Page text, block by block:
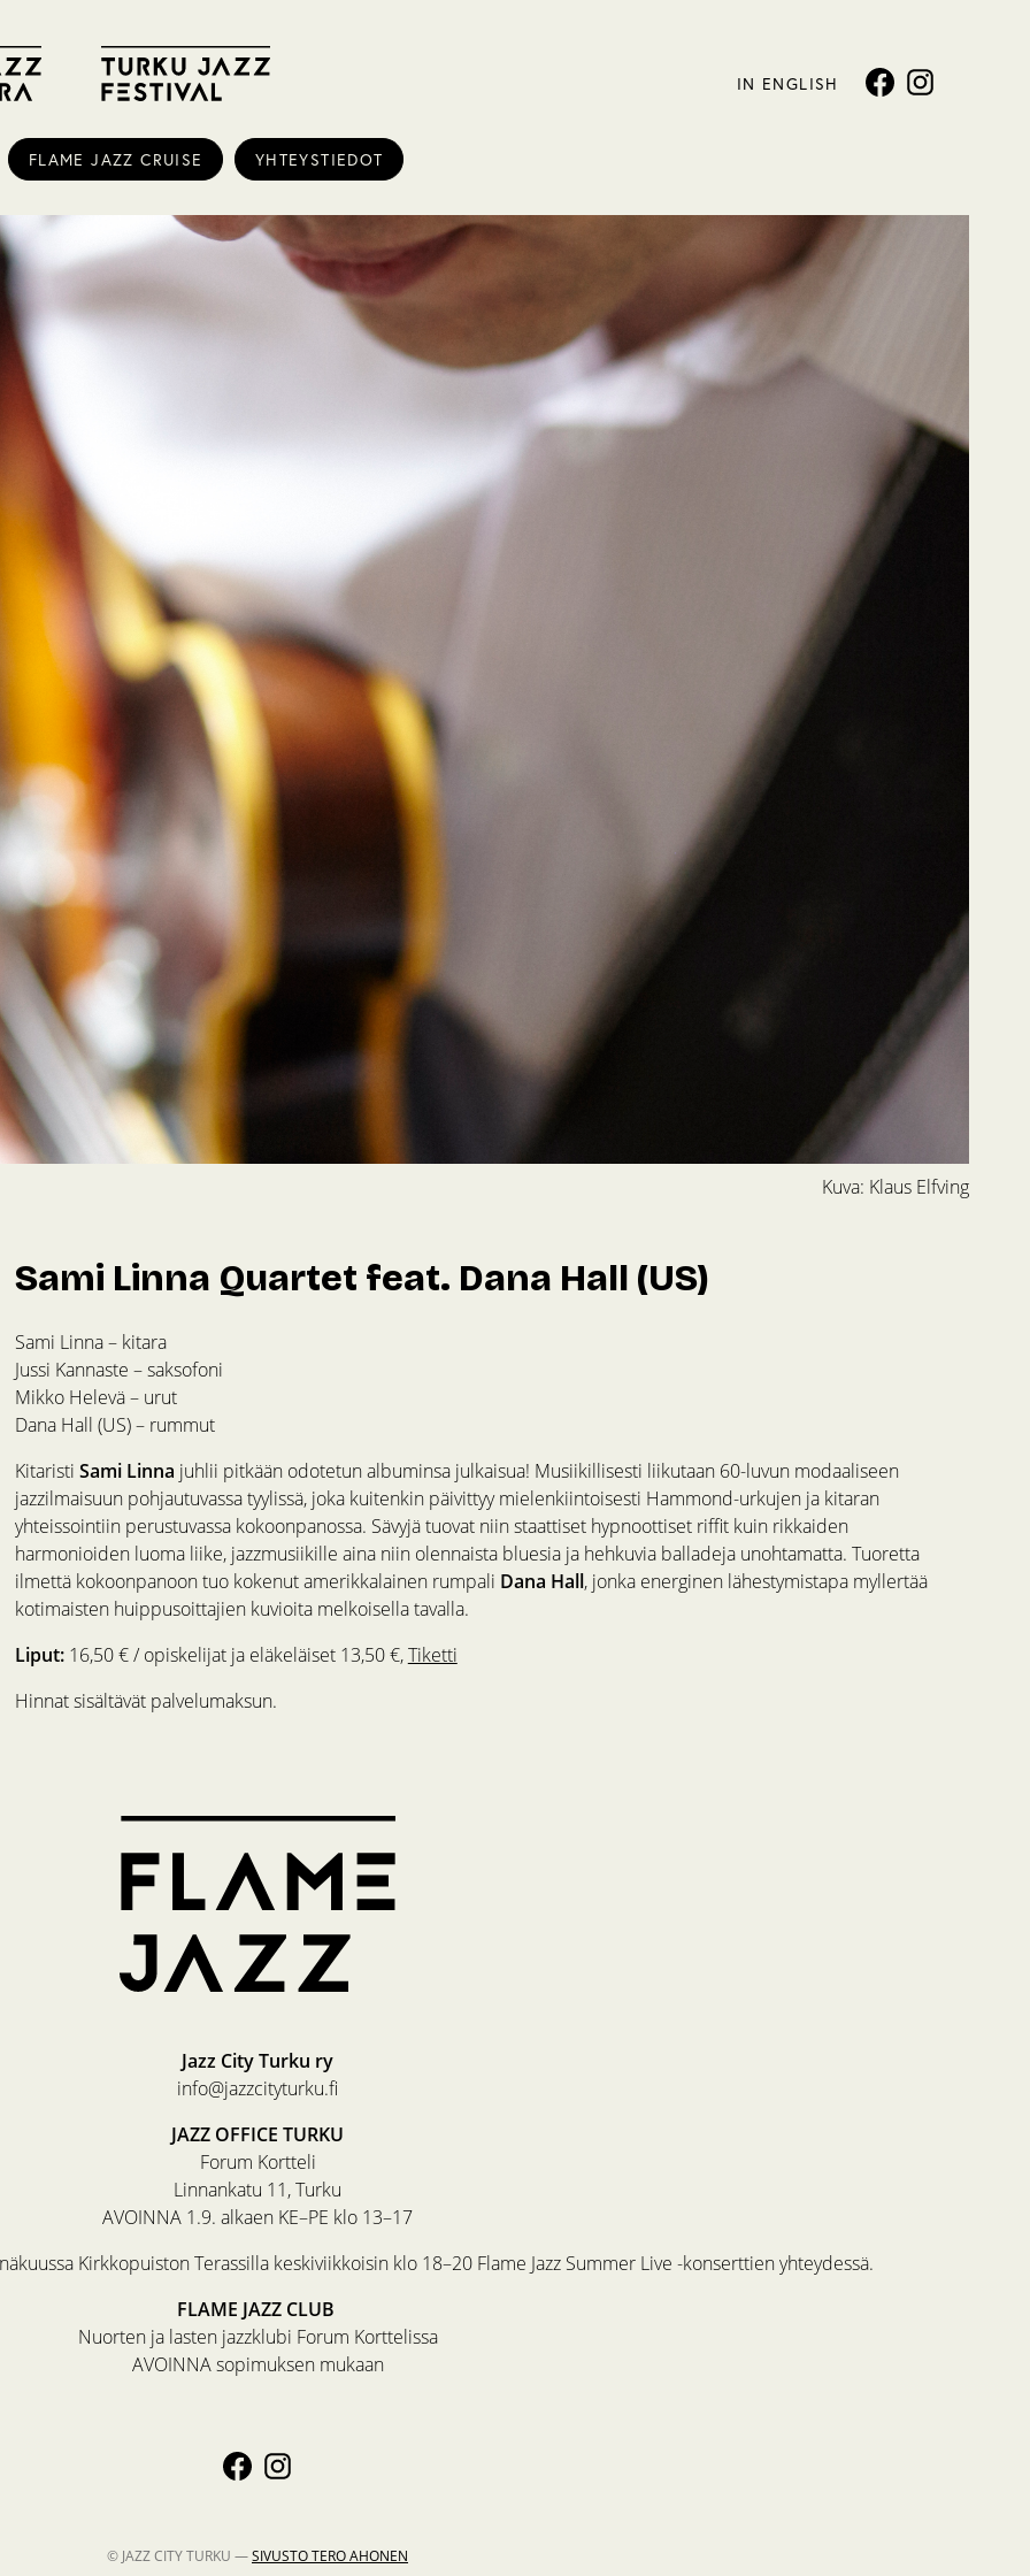
IN ENGLISH
FLAME JAZZ CRUISE YHTEYSTIEDOT
Kuva: Klaus Elfving
Sami Linna Quartet feat. Dana Hall (US)
Sami Linna – kitara
Jussi Kannaste – saksofoni
Mikko Helevä – urut
Dana Hall (US) – rummut
Kitaristi Sami Linna juhlii pitkään odotetun albuminsa julkaisua! Musiikillisesti liikutaan 60-luvun modaaliseen
jazzilmaisuun pohjautuvassa tyylissä, joka kuitenkin päivittyy mielenkiintoisesti Hammond-urkujen ja kitaran
yhteissointiin perustuvassa kokoonpanossa. Sävyjä tuovat niin staattiset hypnoottiset riffit kuin rikkaiden
harmonioiden luoma liike, jazzmusiikille aina niin olennaista bluesia ja hehkuvia balladeja unohtamatta. Tuoretta
ilmettä kokoonpanoon tuo kokenut amerikkalainen rumpali Dana Hall, jonka energinen lähestymistapa myllertää
kotimaisten huippusoittajien kuvioita melkoisella tavalla.
Liput:16,50 € / opiskelijat ja eläkeläiset 13,50 €,Tiketti
Hinnat sisältävät palvelumaksun.
Jazz City Turku ry
info@jazzcityturku.fi
JAZZ OFFICE TURKU
Forum Kortteli
Linnankatu 11, Turku
AVOINNA 1.9. alkaen KE–PE klo 13–17
Kirkkopuiston Terassilla keskiviikkoisin klo 18–20 Flame Jazz Summer Live -konserttien yhteydessä.
FLAME JAZZ CLUB
Nuorten ja lasten jazzklubi Forum Korttelissa
AVOINNA sopimuksen mukaan
© JAZZ CITY TURKU —SIVUSTOTERO AHONEN